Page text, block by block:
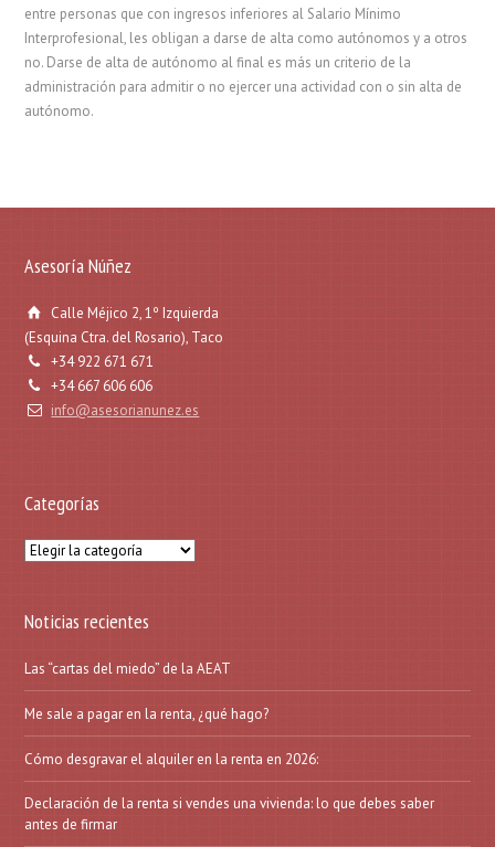
entre personas que con ingresos inferiores al Salario Mínimo
Interprofesional, les obligan a darse de alta como autónomos y a otros
no. Darse de alta de autónomo al final es más un criterio de la
administración para admitir o no ejercer una actividad con o sin alta de
autónomo.
Asesoría Núñez
Calle Méjico 2, 1º Izquierda
(Esquina Ctra. del Rosario), Taco
+34 922 671 671
+34 667 606 606
info@asesorianunez.es
Categorías
Categorías
Noticias recientes
Las “cartas del miedo” de la AEAT
Me sale a pagar en la renta, ¿qué hago?
Cómo desgravar el alquiler en la renta en 2026:
Declaración de la renta si vendes una vivienda: lo que debes saber
antes de firmar